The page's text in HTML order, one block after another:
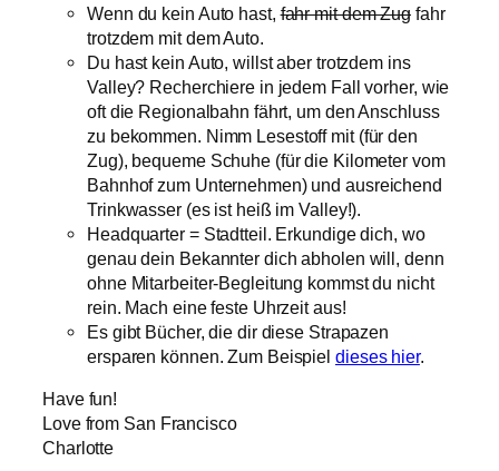
Wenn du kein Auto hast,fahr mit dem Zug fahr
trotzdem mit dem Auto.
Du hast kein Auto, willst aber trotzdem ins
Valley? Recherchiere in jedem Fall vorher, wie
oft die Regionalbahn fährt, um den Anschluss
zu bekommen. Nimm Lesestoff mit (für den
Zug), bequeme Schuhe (für die Kilometer vom
Bahnhof zum Unternehmen) und ausreichend
Trinkwasser (es ist heiß im Valley!).
Headquarter = Stadtteil. Erkundige dich, wo
genau dein Bekannter dich abholen will, denn
ohne Mitarbeiter-Begleitung kommst du nicht
rein. Mach eine feste Uhrzeit aus!
Es gibt Bücher, die dir diese Strapazen
ersparen können. Zum Beispiel dieses hier.
Have fun!
Love from San Francisco
Charlotte